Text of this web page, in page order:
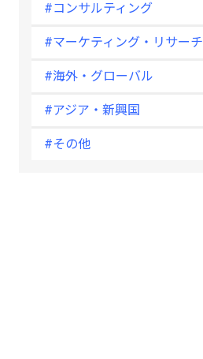
#コンサルティング
#マーケティング・リサーチ
#海外・グローバル
#アジア・新興国
#その他